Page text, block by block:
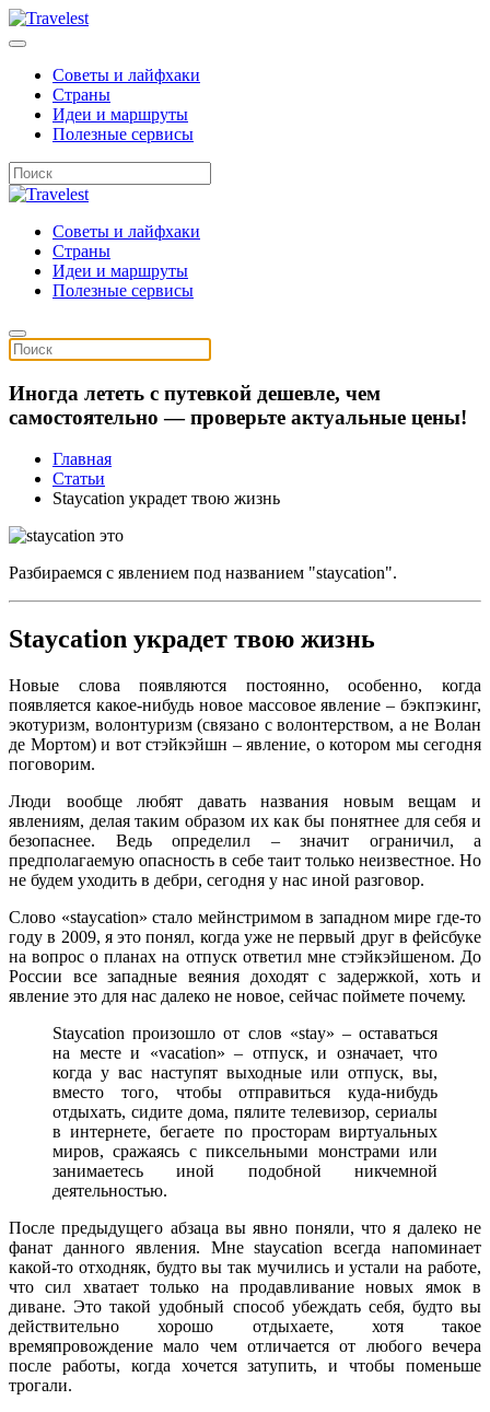
Советы и лайфхаки
Страны
Идеи и маршруты
Полезные сервисы
Советы и лайфхаки
Страны
Идеи и маршруты
Полезные сервисы
Иногда лететь с путевкой дешевле, чем
самостоятельно — проверьте актуальные цены!
Главная
Статьи
Staycation украдет твою жизнь
Разбираемся с явлением под названием "staycation".
Staycation украдет твою жизнь
Новые слова появляются постоянно, особенно, когда
появляется какое-нибудь новое массовое явление – бэкпэкинг,
экотуризм, волонтуризм (связано с волонтерством, а не Волан
де Мортом) и вот стэйкэйшн – явление, о котором мы сегодня
поговорим.
Люди вообще любят давать названия новым вещам и
явлениям, делая таким образом их как бы понятнее для себя и
безопаснее. Ведь определил – значит ограничил, а
предполагаемую опасность в себе таит только неизвестное. Но
не будем уходить в дебри, сегодня у нас иной разговор.
Слово «staycation» стало мейнстримом в западном мире где-то
году в 2009, я это понял, когда уже не первый друг в фейсбуке
на вопрос о планах на отпуск ответил мне стэйкэйшеном. До
России все западные веяния доходят с задержкой, хоть и
явление это для нас далеко не новое, сейчас поймете почему.
Staycation произошло от слов «stay» – оставаться
на месте и «vacation» – отпуск, и означает, что
когда у вас наступят выходные или отпуск, вы,
вместо того, чтобы отправиться куда-нибудь
отдыхать, сидите дома, пялите телевизор, сериалы
в интернете, бегаете по просторам виртуальных
миров, сражаясь с пиксельными монстрами или
занимаетесь иной подобной никчемной
деятельностью.
После предыдущего абзаца вы явно поняли, что я далеко не
фанат данного явления. Мне staycation всегда напоминает
какой-то отходняк, будто вы так мучились и устали на работе,
что сил хватает только на продавливание новых ямок в
диване. Это такой удобный способ убеждать себя, будто вы
действительно хорошо отдыхаете, хотя такое
времяпровождение мало чем отличается от любого вечера
после работы, когда хочется затупить, и чтобы поменьше
трогали.